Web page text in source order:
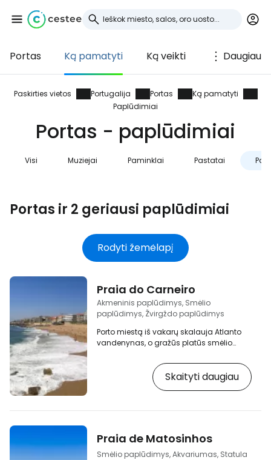
Portas Ką pamatyti Ką veikti Daugiau
Paskirties vietos Portugalija Portas
Ką pamatyti
Paplūdimiai
Portas - paplūdimiai
Visi Muziejai Paminklai Pastatai
Portas ir 2 geriausi paplūdimiai
Rodyti žemėlapį
Praia do Carneiro
Akmeninis paplūdimys, Smėlio
paplūdimys, Žvirgždo paplūdimys
Porto miestą iš vakarų skalauja Atlanto
vandenynas, o gražūs platūs smėlio
driekiasi beveik per visą miesto pakrantę.
[btn "Užsisakykite viešbutį prie jūros"
https://www.booking.com/city/pt/porto.en-
vandens temperatūra retai viršija 20 °C.
Didelės…
Skaityti daugiau
Praia de Matosinhos
Smėlio paplūdimys, Akvariumas, Statula
Prisijunkite prie
Cestee
... pasaulinė kelionių bendruomenė
Tęsti su Google
Tęsti su Facebook
Tęsti el. paštu